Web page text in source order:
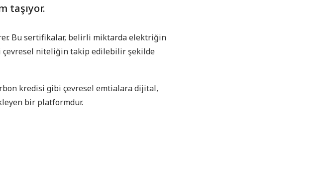
taşıyor.
Bu sertifikalar, belirli miktarda elektriğin
niteliğin takip edilebilir şekilde
kredisi gibi çevresel emtialara dijital,
bir platformdur.